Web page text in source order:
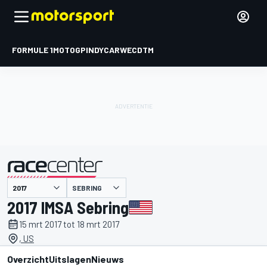
FORMULE 1MOTOGPINDYCARWECDTM
gepresenteerd door SEBRING
2017 IMSA Sebring
15 mrt 2017 tot 18 mrt 2017
, US
OverzichtUitslagenNieuws